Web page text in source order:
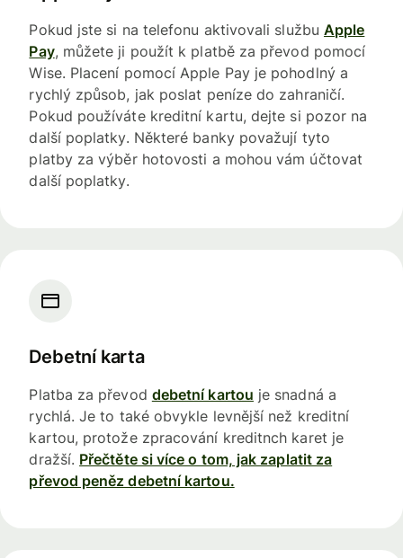
Pokud jste si na telefonu aktivovali službu Apple
Pay, můžete ji použít k platbě za převod pomocí
Wise. Placení pomocí Apple Pay je pohodlný a
rychlý způsob, jak poslat peníze do zahraničí.
Pokud používáte kreditní kartu, dejte si pozor na
další poplatky. Některé banky považují tyto
platby za výběr hotovosti a mohou vám účtovat
další poplatky.
Debetní karta
Platba za převod debetní kartou je snadná a
rychlá. Je to také obvykle levnější než kreditní
kartou, protože zpracování kreditnch karet je
dražší. Přečtěte si více o tom, jak zaplatit za
převod peněz debetní kartou.